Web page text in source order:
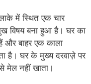
में स्थित एक चार
विषय बना हुआ है। घर का
और बाहर एक काला
है। घर के मुख्य दरवाज़े पर
मेल नहीं खाता।